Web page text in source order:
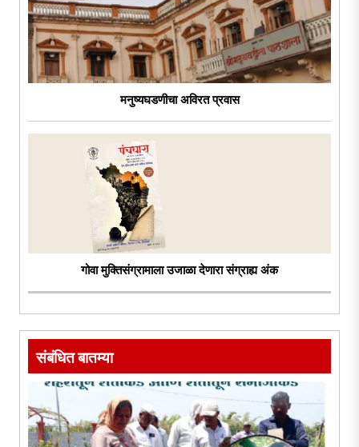
मनुष्यघडणीचा अविरत प्रवास
गोवा मुक्तिसंग्रामाला उजाळा देणारा संग्राह्य अंक
संबंधित बातम्या